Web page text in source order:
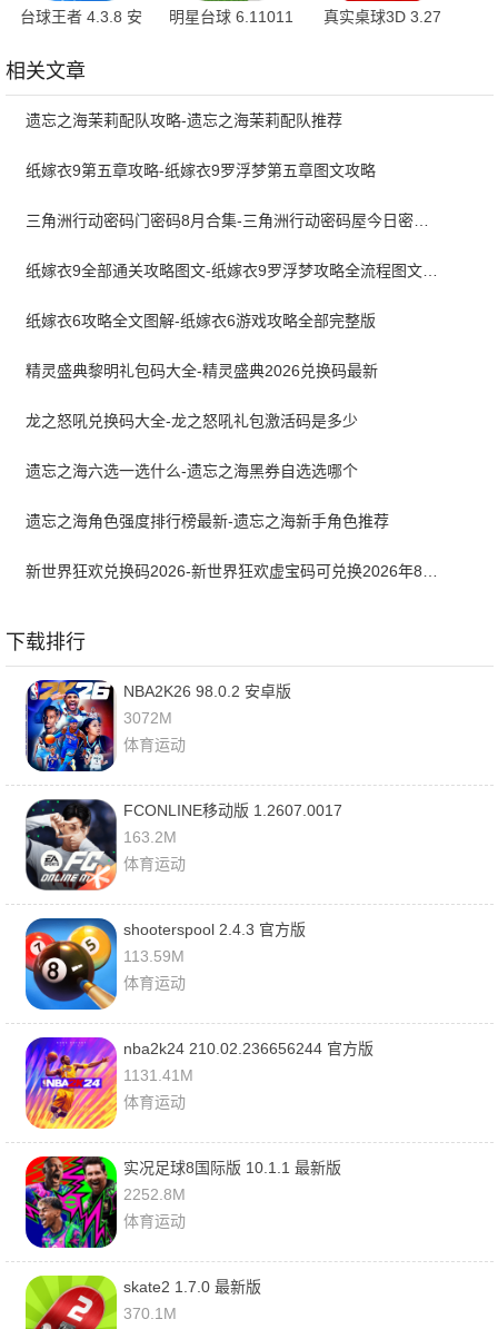
台球王者 4.3.8 安
明星台球 6.11011
真实桌球3D 3.27
相关文章
遗忘之海茉莉配队攻略-遗忘之海茉莉配队推荐
纸嫁衣9第五章攻略-纸嫁衣9罗浮梦第五章图文攻略
三角洲行动密码门密码8月合集-三角洲行动密码屋今日密码大全2026最新8月
纸嫁衣9全部通关攻略图文-纸嫁衣9罗浮梦攻略全流程图文详解
纸嫁衣6攻略全文图解-纸嫁衣6游戏攻略全部完整版
精灵盛典黎明礼包码大全-精灵盛典2026兑换码最新
龙之怒吼兑换码大全-龙之怒吼礼包激活码是多少
遗忘之海六选一选什么-遗忘之海黑券自选选哪个
遗忘之海角色强度排行榜最新-遗忘之海新手角色推荐
下载排行
NBA2K26 98.0.2 安卓版
3072M
体育运动
FCONLINE移动版 1.2607.0017
163.2M
体育运动
shooterspool 2.4.3 官方版
113.59M
体育运动
nba2k24 210.02.236656244 官方版
1131.41M
体育运动
实况足球8国际版 10.1.1 最新版
2252.8M
体育运动
skate2 1.7.0 最新版
370.1M